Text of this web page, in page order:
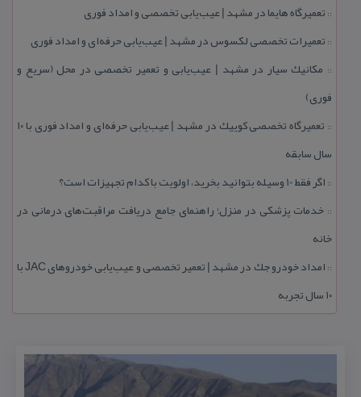
:: تعمیرگاه هایما در مشهد | عیب‌یابی تخصصی و امداد فوری
:: تعمیرات تخصصی لكسوس در مشهد | عیب‌یابی حرفه‌ای و امداد فوری
:: مكانیك سیار در مشهد | عیب‌یابی و تعمیر تخصصی در محل (سریع و
فوری)
::
تعمیرگاه تخصصی كوییك در مشهد | عیب‌یابی حرفه‌ای و امداد فوری با ۱۰
سال سابقه
:: اگر فقط 10 وسیله بتوانید بخرید، اولویت با كدام تجهیزات است؟
:: خدمات پزشكی در منزل؛ راهنمای جامع دریافت مراقبت‌های درمانی در
خانه
::
امداد خودرو جك در مشهد | تعمیر تخصصی و عیب‌یابی خودروهای JAC با
۱۰ سال تجربه